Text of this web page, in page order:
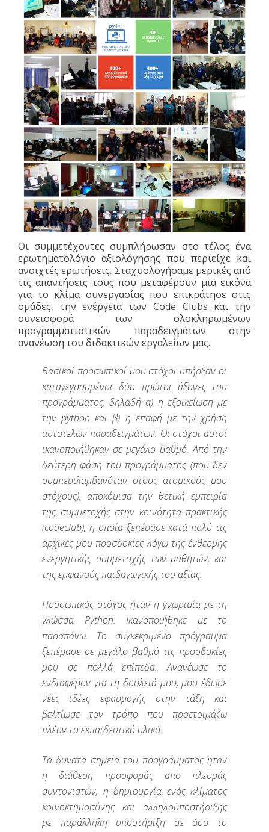
Οι συμμετέχοντες συμπλήρωσαν στο τέλος ένα
ερωτηματολόγιο αξιολόγησης που περιείχε και
ανοιχτές ερωτήσεις. Σταχυολογήσαμε μερικές από
τις απαντήσεις τους που μεταφέρουν μια εικόνα
για το κλίμα συνεργασίας που επικράτησε στις
ομάδες, την ενέργεια των Code Clubs και την
συνεισφορά των ολοκληρωμένων
προγραμματιστικών παραδειγμάτων στην
ανανέωση του διδακτικών εργαλείων μας.
Βασικοί προσωπικοί μου στόχοι υπήρξαν οι
καταγεγραμμένοι δύο πρώτοι άξονες του
προγράμματος, δηλαδή α) η εξοικείωση με
την python και β) η επαφή με την χρήση
αυτοτελών παραδειγμάτων. Οι στόχοι αυτοί
ικανοποιήθηκαν σε μεγάλο βαθμό. Από την
δεύτερη φάση του προγράμματος (που δεν
συμπεριλαμβανόταν στους ατομικούς μου
στόχους), αποκόμισα την θετική εμπειρία
της συμμετοχής στην κοινότητα πρακτικής
(codeclub), η οποία ξεπέρασε κατά πολύ τις
αρχικές μου προσδοκίες λόγω της ένθερμης
ενεργητικής συμμετοχής των μαθητών, και
της εμφανούς παιδαγωγικής του αξίας.
Προσωπικός στόχος ήταν η γνωριμία με τη
γλώσσα Python. Ικανοποιήθηκε με το
παραπάνω. Το συγκεκριμένο πρόγραμμα
ξεπέρασε σε μεγάλο βαθμό τις προσδοκίες
μου σε πολλά επίπεδα. Ανανέωσε το
ενδιαφέρον για τη δουλειά μου, μου έδωσε
νέες ιδέες εφαρμογής στην τάξη και
βελτίωσε τον τρόπο που προετοιμάζω
πλέον το εκπαιδευτικό υλικό.
Τα δυνατά σημεία του προγράμματος ήταν
η διάθεση προσφοράς απο πλευράς
συντονιστών, η δημιουργία ενός κλίματος
κοινοκτημοσύνης και αλληλοϋποστήριξης
με παράλληλη υποστήριξη σε όσο το